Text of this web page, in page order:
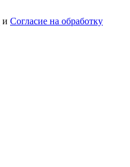
и Согласие на обработку